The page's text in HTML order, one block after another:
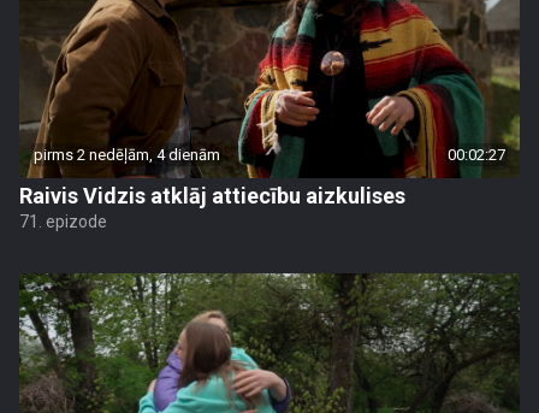
pirms 2 nedēļām, 4 dienām 00:02:27
Raivis Vidzis atklāj attiecību aizkulises
71. epizode